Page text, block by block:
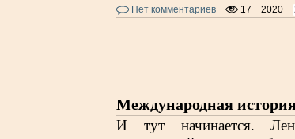
Нет комментариев 17 2020
Международная
И тут начинается.